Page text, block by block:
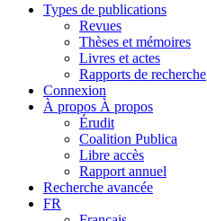
Types de publications
Revues
Thèses et mémoires
Livres et actes
Rapports de recherche
Connexion
À propos À propos
Érudit
Coalition Publica
Libre accès
Rapport annuel
Recherche avancée
FR